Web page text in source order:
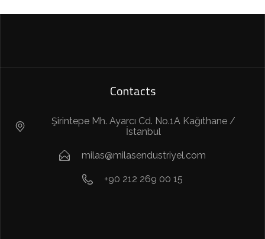
Contacts
Şirintepe Mh. Ayarcı Cd. No.1A Kağıthane /
İstanbul
milas@milasendustriyel.com
+90 212 269 00 15